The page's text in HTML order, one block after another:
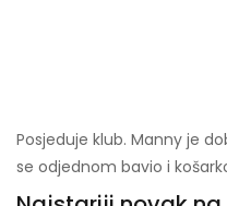
Posjeduje klub. Manny je
se odjednom bavio i